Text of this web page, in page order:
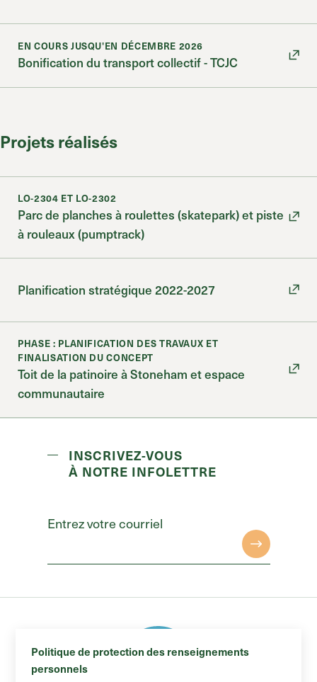
Politique de protection des renseignements
personnels
EN COURS JUSQU'EN DÉCEMBRE 2026
Bonification du transport collectif - TCJC
Projets réalisés
LO-2304 ET LO-2302
Parc de planches à roulettes (skatepark) et piste
à rouleaux (pumptrack)
Planification stratégique 2022-2027
PHASE : PLANIFICATION DES TRAVAUX ET
FINALISATION DU CONCEPT
Toit de la patinoire à Stoneham et espace
communautaire
INSCRIVEZ-VOUS
À NOTRE INFOLETTRE
Entrez votre courriel